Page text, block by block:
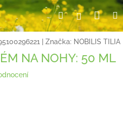
HledatPřihlášení
Značka: NOBILIS TILIA
NA NOHY: 50 ML